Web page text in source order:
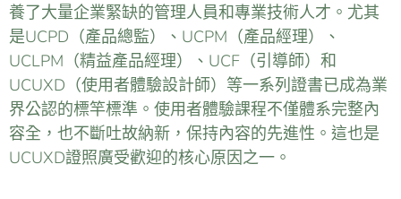
養了大量企業緊缺的管理人員和專業技術人才。尤其
是UCPD（產品總監）、UCPM（產品經理）、
UCLPM（精益產品經理）、UCF（引導師）和
UCUXD（使用者體驗設計師）等一系列證書已成為業
界公認的標​​竿標準。使用者體驗課程不僅體系完整內
容全，也不斷吐故納新，保持內容的先進性。這也是
UCUXD證照廣受歡迎的核心原因之一。